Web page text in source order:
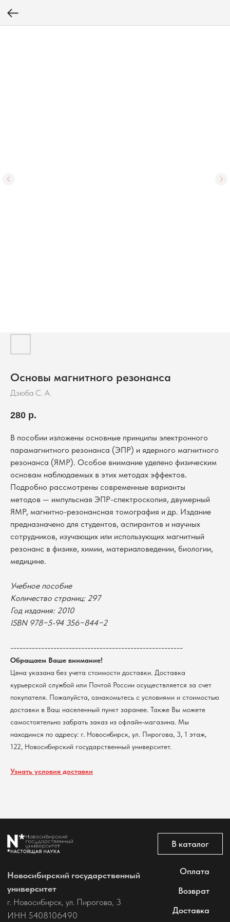
Основы магнитного резонанса
Дзюба С. А.
280 р.
В пособии изложены основные принципы электронного
парамагнитного резонанса (ЭПР) и ядерного магнитного
резонанса (ЯМР). Особое внимание уделено физическим
основам наблюдаемых в этих методах эффектов.
Подробно рассмотрены современные варианты
методов — импульсная ЭПР-спектроскопия, двумерный
ЯМР, магнитно-резонансная томография и др. Издание
предназначено для студентов, аспирантов и научных
сотрудников, изучающих или использующих магнитный
резонанс в физике, химии, материаловедении, биологии,
медицине.
Учебное пособие
Количество страниц: 297
Год издания: 2010
ISBN 978−5-94 356−844−2
--------------------------------------------------------
Обращаем Ваше внимание!
Цена указана без учета стоимости доставки. Доставка
курьерской службой или Почтой России осуществляется за счет
покупателя. Пожалуйста, ознакомьтесь с условиями и стоимостью
доставки в Ваш населенный пункт заранее. Также Вы можете
самостоятельно забрать заказ из офлайн-магазина. Мы
находимся по адресу: г. Новосибирск, ул. Пирогова, 3, 1 этаж,
122, Новосибирский государственный университет.
Узнать условия доставки
Доставка
Контакты
@2026 Новосибирский государственный университет.
Все права защищены
Политика обработки персональных данных
пользователей сайта
Новосибирский государственный
КПП 540801001